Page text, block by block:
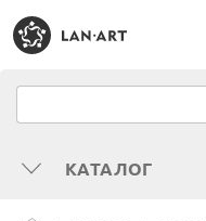
КАТАЛОГ